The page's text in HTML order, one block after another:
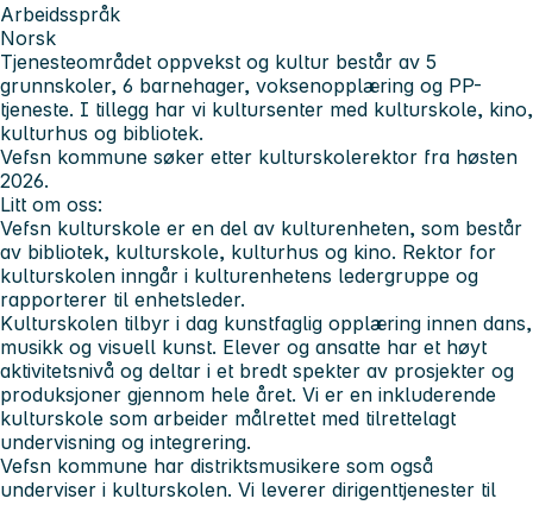
Arbeidsspråk
Norsk
Tjenesteområdet oppvekst og kultur består av 5
grunnskoler, 6 barnehager, voksenopplæring og PP-
tjeneste. I tillegg har vi kultursenter med kulturskole, kino,
kulturhus og bibliotek.
Vefsn kommune søker etter kulturskolerektor fra høsten
2026.
Litt om oss:
Vefsn kulturskole er en del av kulturenheten, som består
av bibliotek, kulturskole, kulturhus og kino. Rektor for
kulturskolen inngår i kulturenhetens ledergruppe og
rapporterer til enhetsleder.
Kulturskolen tilbyr i dag kunstfaglig opplæring innen dans,
musikk og visuell kunst. Elever og ansatte har et høyt
aktivitetsnivå og deltar i et bredt spekter av prosjekter og
produksjoner gjennom hele året. Vi er en inkluderende
kulturskole som arbeider målrettet med tilrettelagt
undervisning og integrering.
Vefsn kommune har distriktsmusikere som også
underviser i kulturskolen. Vi leverer dirigenttjenester til